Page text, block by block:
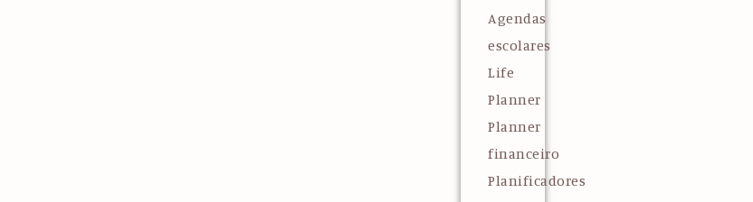
Agendas
escolares
Life
Planner
Planner
financeiro
Planificadores